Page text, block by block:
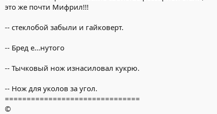
это же почти Мифрил!!!
-- стеклобой забыли и гайковерт.
-- Бред е...нутого
-- Тычковый нож изнасиловал кукрю.
-- Нож для уколов за угол.
===============================
©